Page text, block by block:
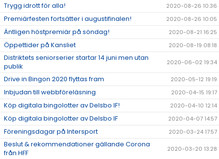
Trygg idrott för alla! 2020-08-26 10:36
Premiärfesten fortsätter i augustifinalen! 2020-08-26 10:05
Äntligen höstpremiär på söndag! 2020-08-21 16:25
Öppettider på Kansliet 2020-08-19 08:18
Distriktets seniorserier startar 14 juni men utan
publik
2020-06-02 19:34
Drive in Bingon 2020 flyttas fram 2020-05-12 19:19
Inbjudan till webbföreläsning 2020-04-15 19:17
Köp digitala bingolotter av Delsbo IF! 2020-04-10 12:14
Köp digitala bingolotter av Delsbo IF 2020-04-07 14:57
Föreningsdagar på Intersport 2020-03-24 17:57
Beslut & rekommendationer gällande Corona
från HFF
2020-03-20 13:28